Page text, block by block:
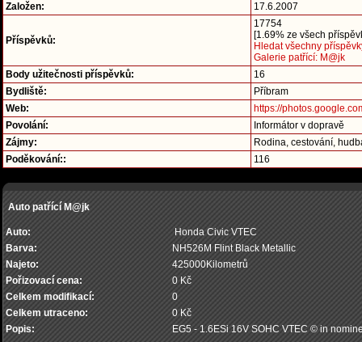
Založen:
17.6.2007
Příspěvků:
17754
[1.69% ze všech
Hledat všechny
Galerie patřící: M@jk
Body užitečnosti příspěvků:
16
Bydliště:
Příbram
Web:
https://
Povolání:
Informátor v dopravě
Zájmy:
Rodina, cestování,
Poděkování::
116
Auto patřící M@jk
Auto:
Honda Civic VTEC
Barva:
NH526M Flint Black Metallic
Najeto:
425000Kilometrů
Pořizovací cena:
0 Kč
Celkem modifikací:
0
Celkem utraceno:
0 Kč
Popis:
EG5 - 1.6ESi 16V SOHC VTEC © in